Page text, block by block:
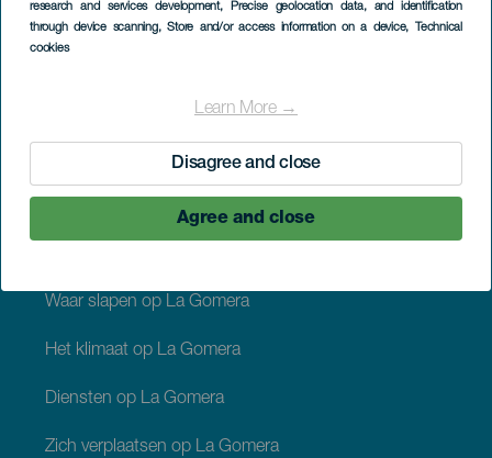
research and services development, Precise geolocation data, and identification
through device scanning, Store and/or access information on a device, Technical
cookies
Learn More →
Disagree and close
Agree and close
Walvissen spotten
PRAKTISCHE INFORMATIE
Waar slapen op La Gomera
Het klimaat op La Gomera
Diensten op La Gomera
Zich verplaatsen op La Gomera